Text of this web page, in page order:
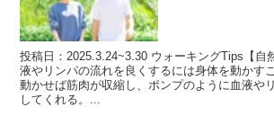
投稿日：2025.3.24~3.30 ウォーキングTips【自
液やリンパの流れを良くするには身体を動かす
動かせば筋肉が収縮し、ポンプのように血液や
してくれる。...